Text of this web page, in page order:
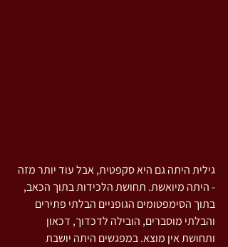
גילית היתה גם היא סקפטית, אבל עוד יותר מזה
- היתה מיואשת. תחושת הלכידות בתוך הכאב,
בתוך הסימפטומים הגופניים הבלתי פתירים
והבלתי מוסברים, הובילה לדכדוך, דכאון
ותחושת אין מוצא. במפגשים היתה יושבת